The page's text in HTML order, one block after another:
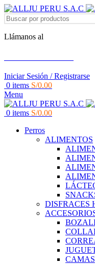
Llámanos al
Iniciar Sesión / Registrarse
0 items S/0.00
Menu
0 items S/0.00
Perros
ALIMENTOS
DISFRACES
CAMAS